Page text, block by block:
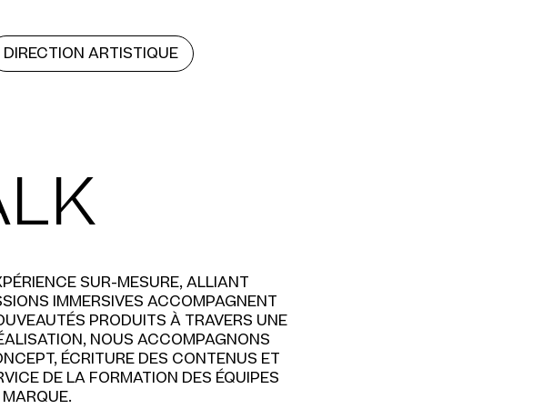
DIRECTION ARTISTIQUE
SUR-MESURE, ALLIANT
IMMERSIVES ACCOMPAGNENT
PRODUITS À TRAVERS UNE
NOUS ACCOMPAGNONS
ÉCRITURE DES CONTENUS ET
DE LA FORMATION DES ÉQUIPES